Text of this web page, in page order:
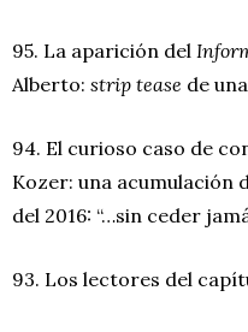
95. La aparición del
Alberto: strip tease de
94. El curioso caso de
Kozer: una acumulación
del 2016: “…sin ceder
93. Los lectores del